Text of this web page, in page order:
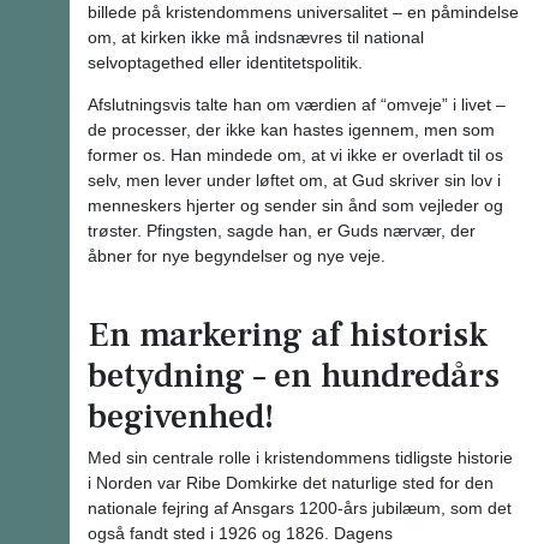
billede på kristendommens universalitet – en påmindelse
om, at kirken ikke må indsnævres til national
selvoptagethed eller identitetspolitik.
Afslutningsvis talte han om værdien af “omveje” i livet –
de processer, der ikke kan hastes igennem, men som
former os. Han mindede om, at vi ikke er overladt til os
selv, men lever under løftet om, at Gud skriver sin lov i
menneskers hjerter og sender sin ånd som vejleder og
trøster. Pfingsten, sagde han, er Guds nærvær, der
åbner for nye begyndelser og nye veje.
En markering af historisk
betydning – en hundredårs
begivenhed!
Med sin centrale rolle i kristendommens tidligste historie
i Norden var Ribe Domkirke det naturlige sted for den
nationale fejring af Ansgars 1200‑års jubilæum, som det
også fandt sted i 1926 og 1826. Dagens